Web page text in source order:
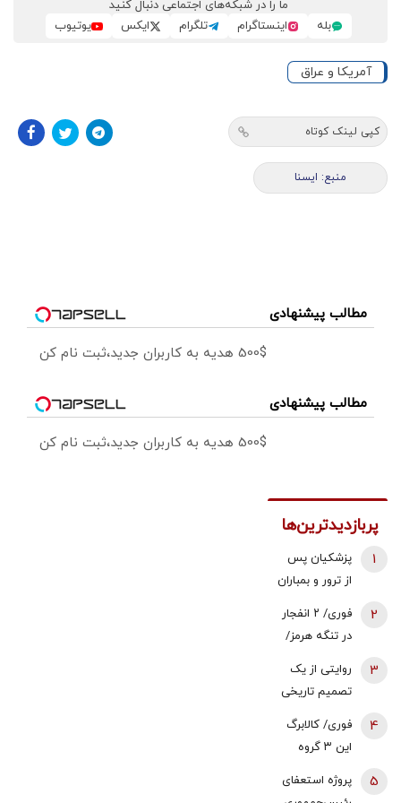
ما را در شبکه‌های اجتماعی دنبال کنید
بله
اینستاگرام تلگرام ایکس یوتیوب
آمریکا و عراق
کپی لینک کوتاه
منبع: ایسنا
مطالب پیشنهادی
500$ هدیه به کاربران جدید،ثبت نام کن
مطالب پیشنهادی
500$ هدیه به کاربران جدید،ثبت نام کن
پربازدیدترین‌ها
پزشکیان پس
از ترور و بمباران
بلافاصله به
ملاقات رهبری
رفت/ واکنش
رهبر شهید
انقلاب چه بود؟
1
فوری/ ۲ انفجار
در تنگه هرمز/
عبور از تنگه
بود/ خدمه و
کشتی در
سلامت هستند
2
روایتی از یک
تصمیم تاریخی
| قطعنامه 598
بر اساس چه
واقعیت‌هایی
پذیرفته شد؟ |
3
فوری/ کالابرگ
این ۳ گروه
4
پروژه استعفای
5